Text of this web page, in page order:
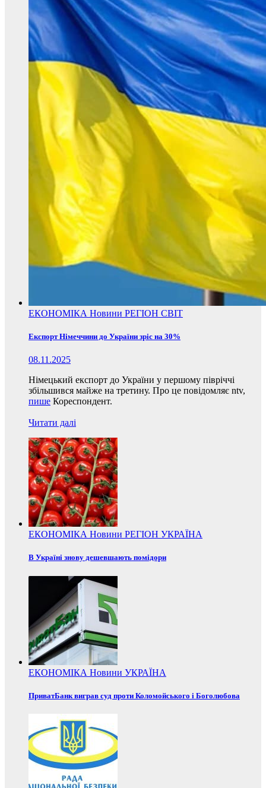
ЕКОНОМІКА Новини РЕГІОН СВІТ
Експорт Німеччини до України зріс на 30%
08.11.2025
Німецький експорт до України у першому півріччі
збільшився майже на третину. Про це повідомляє ntv,
пише Кореспондент.
Читати далі
ЕКОНОМІКА Новини РЕГІОН УКРАЇНА
В Україні знову дешевшають помідори
ЕКОНОМІКА Новини УКРАЇНА
ПриватБанк виграв суд проти Коломойського і Боголюбова